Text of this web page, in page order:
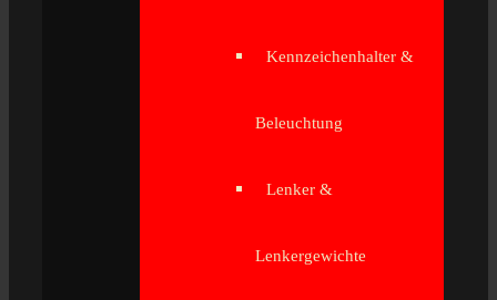
Kennzeichenhalter &
Beleuchtung
Lenker &
Lenkergewichte